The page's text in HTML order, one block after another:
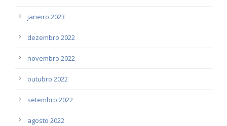
janeiro 2023
dezembro 2022
novembro 2022
outubro 2022
setembro 2022
agosto 2022